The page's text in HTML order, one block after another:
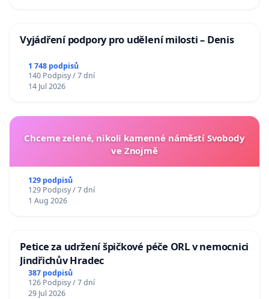
Vyjádření podpory pro udělení milosti – Denis
1 748 podpisů
140 Podpisy / 7 dní
14 Jul 2026
Chceme zelené, nikoli kamenné náměstí Svobody
ve Znojmě
129 podpisů
129 Podpisy / 7 dní
1 Aug 2026
Petice za udržení špičkové péče ORL v nemocnici
Jindřichův Hradec
387 podpisů
126 Podpisy / 7 dní
29 Jul 2026